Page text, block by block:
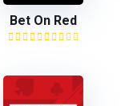
Bet On Red